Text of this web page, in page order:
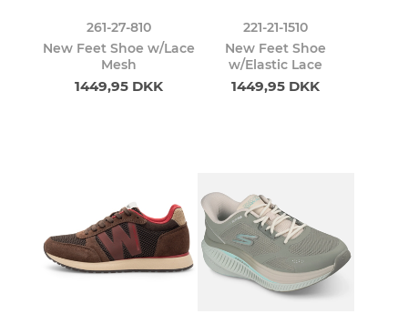
261-27-810
New Feet Shoe w/Lace
Mesh
1449,95 DKK
221-21-1510
New Feet Shoe
w/Elastic Lace
1449,95 DKK